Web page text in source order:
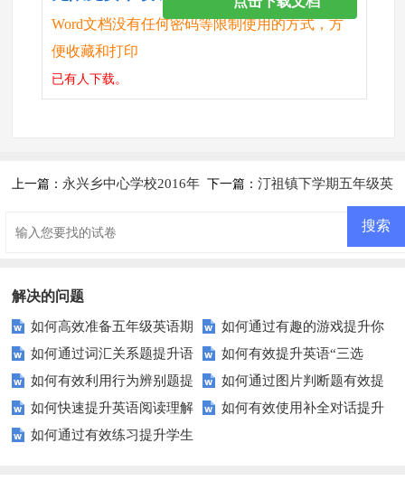
Word文档没有任何密码等限制使用的方式，方
便收藏和打印
已有人下载。
上一篇： 永兴乡中心学校2016年 下一篇： 汀祖镇下学期五年级英
解决的问题
如何高效准备五年级英语期
末考试？掌握这些技巧轻松拿高
分！
如何通过有趣的游戏提升你
的英语单词拼写水平？
如何通过词汇关系题提升语
言学习效率？
如何有效提升英语“三选
一”练习的正确率？
如何有效利用行为辨别题提
升学生观察力？
如何通过图片判断题有效提
升学生的视觉分析能力？
如何快速提升英语阅读理解
能力？这些技巧你必须知道！
如何有效使用补全对话提升
如何通过有效练习提升学生